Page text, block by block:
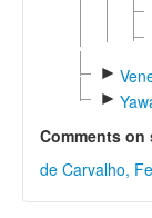
►
►
Comments
de Carvalho,